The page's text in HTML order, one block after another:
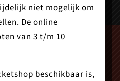
niet mogelijk om
De online
van 3 t/m 10
beschikbaar is,